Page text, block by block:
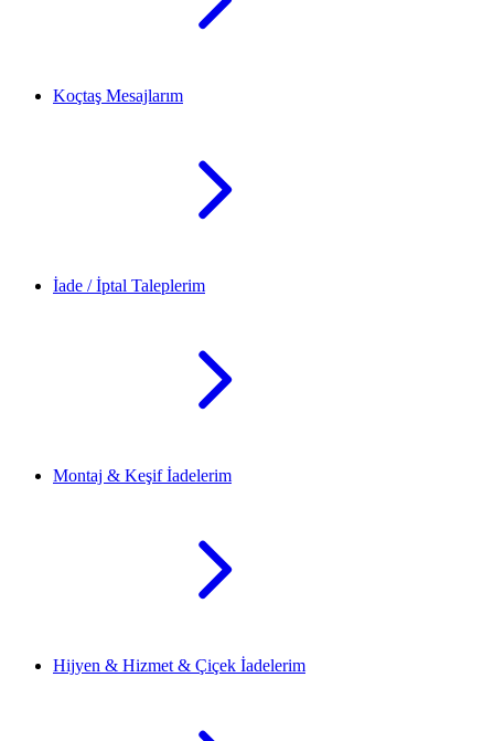
Koçtaş Mesajlarım
İade / İptal Taleplerim
Montaj & Keşif İadelerim
Hijyen & Hizmet & Çiçek İadelerim